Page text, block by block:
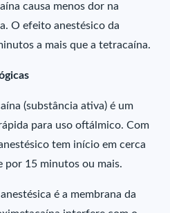
causa menos dor na
O efeito anestésico da
a mais que a tetracaína.
(substância ativa) é um
para uso oftálmico. Com
tem início em cerca
por 15 minutos ou mais.
é a membrana da